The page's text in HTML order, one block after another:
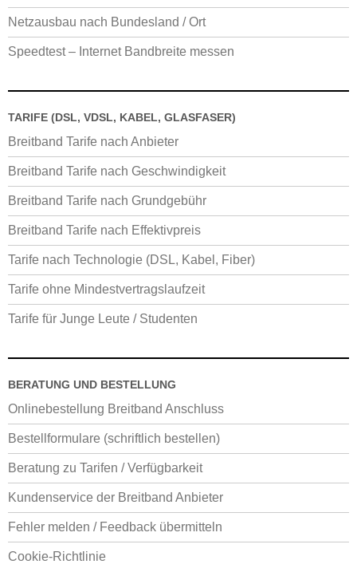
Netzausbau nach Bundesland / Ort
Speedtest – Internet Bandbreite messen
TARIFE (DSL, VDSL, KABEL, GLASFASER)
Breitband Tarife nach Anbieter
Breitband Tarife nach Geschwindigkeit
Breitband Tarife nach Grundgebühr
Breitband Tarife nach Effektivpreis
Tarife nach Technologie (DSL, Kabel, Fiber)
Tarife ohne Mindestvertragslaufzeit
Tarife für Junge Leute / Studenten
BERATUNG UND BESTELLUNG
Onlinebestellung Breitband Anschluss
Bestellformulare (schriftlich bestellen)
Beratung zu Tarifen / Verfügbarkeit
Kundenservice der Breitband Anbieter
Fehler melden / Feedback übermitteln
Cookie-Richtlinie